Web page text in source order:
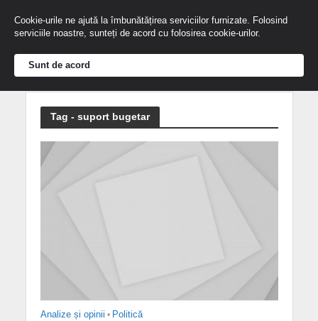
Tag - suport bugetar
Analize și opinii • Politică
Cookie-urile ne ajută la îmbunătățirea serviciilor furnizate. Folosind
serviciile noastre, sunteți de acord cu folosirea cookie-urilor.
Sunt de acord